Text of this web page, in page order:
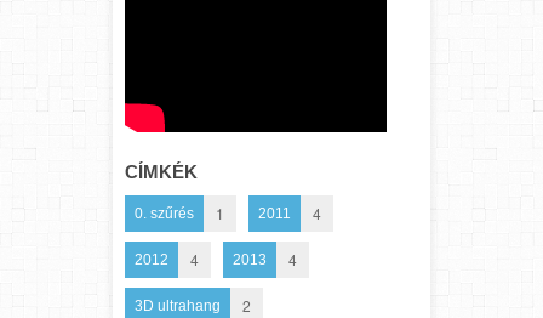
CÍMKÉK
0. szűrés 1 2011 4
2012 4 2013 4
3D ultrahang 2